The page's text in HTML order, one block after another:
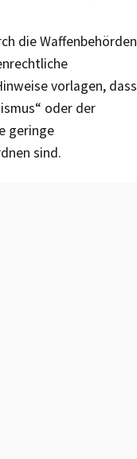
die Waffenbehörden
vorlagen, dass
oder der
geringe
sind.